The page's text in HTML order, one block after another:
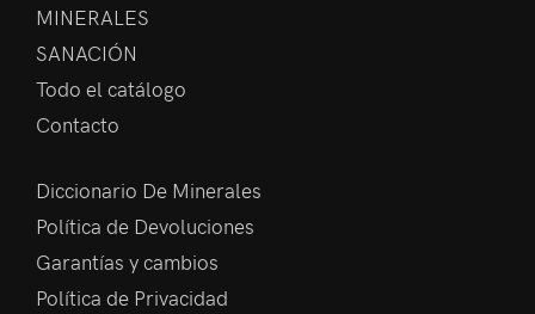
MINERALES
SANACIÓN
Todo el catálogo
Contacto
Diccionario De Minerales
Política de Devoluciones
Garantías y cambios
Política de Privacidad